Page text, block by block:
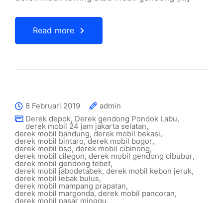
Read more
8 Februari 2019
admin
Derek depok, Derek gendong Pondok Labu,
derek mobil 24 jam jakarta selatan,
derek mobil bandung, derek mobil bekasi,
derek mobil bintaro,derek mobil bogor,
derek mobil bsd, derek mobil cibinong,
derek mobil cilegon, derek mobil gendong cibubur,
derek mobil gendong tebet,
derek mobil jabodetabek, derek mobil kebon jeruk,
derek mobil lebak bulus,
derek mobil mampang prapatan,
derek mobil margonda,derek mobil pancoran,
derek mobil pasar minggu,